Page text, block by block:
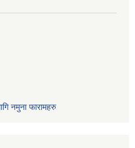
नमुना फारामहरु